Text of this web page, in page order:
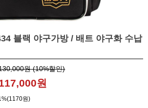
블랙 야구가방 / 배트 야구화 수납
원 (10%할인)
원
원)